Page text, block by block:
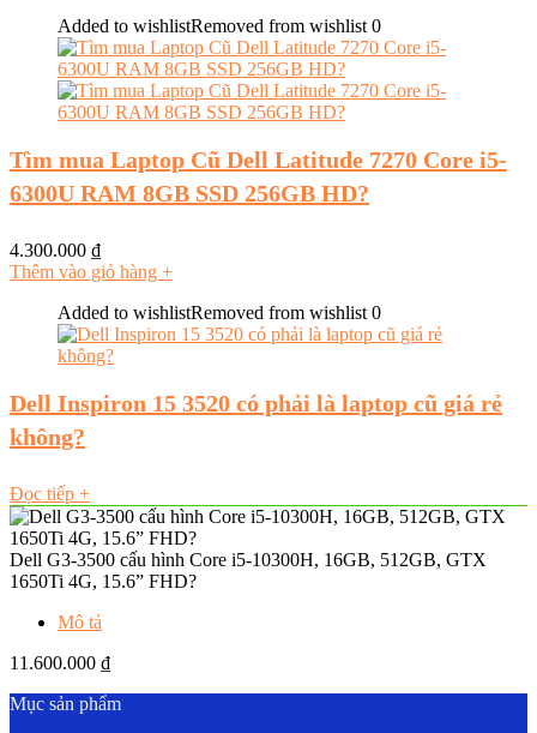
Added to wishlistRemoved from wishlist 0
Tìm mua Laptop Cũ Dell Latitude 7270 Core i5-
6300U RAM 8GB SSD 256GB HD?
4.300.000 ₫
Thêm vào giỏ hàng +
Added to wishlistRemoved from wishlist 0
Dell Inspiron 15 3520 có phải là laptop cũ giá rẻ
không?
Đọc tiếp +
Dell G3-3500 cấu hình Core i5-10300H, 16GB, 512GB, GTX
1650Ti 4G, 15.6” FHD?
Mô tả
11.600.000 ₫
Mục sản phẩm